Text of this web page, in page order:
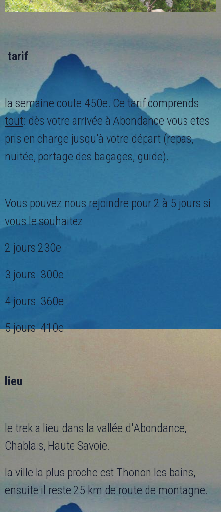
tarif
la semaine coute 450e. Ce tarif comprends
tout: dès votre arrivée à Abondance vous etes
pris en charge jusqu'à votre départ (repas,
nuitée, portage des bagages, guide).
Vous pouvez nous rejoindre pour 2 à 5 jours si
vous le souhaitez
2 jours:230e
3 jours: 300e
4 jours: 360e
5 jours: 410e
lieu
le trek a lieu dans la vallée d'Abondance,
Chablais, Haute Savoie.
la ville la plus proche est Thonon les bains,
ensuite il reste 25 km de route de montagne.